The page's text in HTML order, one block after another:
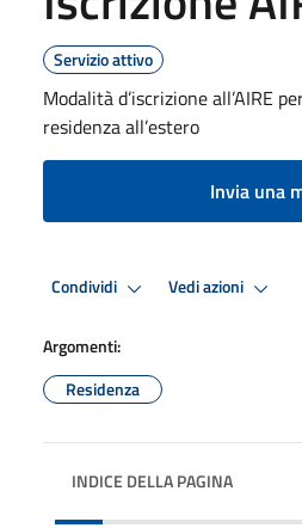
Servizio attivo
Modalità d’iscrizione all’AIRE
residenza all’estero
Invia una
Condividi Vedi azioni
Argomenti:
Residenza
INDICE DELLA PAGINA